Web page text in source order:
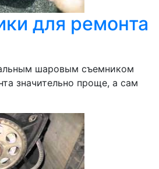
для ремонта
шаровым съемником
значительно проще, а сам